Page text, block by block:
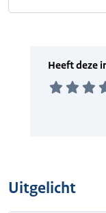
Uitgelicht